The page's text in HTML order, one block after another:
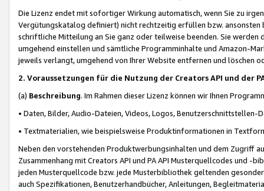
Die Lizenz endet mit sofortiger Wirkung automatisch, wenn Sie zu
Vergütungskatalog definiert) nicht rechtzeitig erfüllen bzw. ansonsten
schriftliche Mitteilung an Sie ganz oder teilweise beenden. Sie werden
umgehend einstellen und sämtliche Programminhalte und Amazon-
jeweils verlangt, umgehend von Ihrer Website entfernen und löschen
2. Voraussetzungen für die Nutzung der Creators API und der
(a) Beschreibung. Im Rahmen dieser Lizenz können wir Ihnen
• Daten, Bilder, Audio-Dateien, Videos, Logos, Benutzerschnittstellen-
• Textmaterialien, wie beispielsweise Produktinformationen in
Neben den vorstehenden Produktwerbungsinhalten und dem Zugriff
Zusammenhang mit Creators API und PA API Musterquellcodes und
jeden Musterquellcode bzw. jede Musterbibliothek geltenden
auch Spezifikationen, Benutzerhandbücher, Anleitungen,